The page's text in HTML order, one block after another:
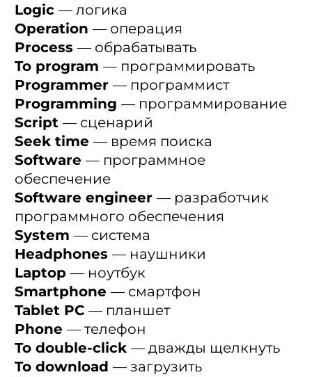
Logic — логика
Operation — операция
Process — обрабатывать
To program — программировать
Programmer — программист
Programming — программирование
Script — сценарий
Seek time — время поиска
Software — программное
обеспечение
Software engineer — разработчик
программного обеспечения
System — система
Headphones — наушники
Laptop — ноутбук
Smartphone — смартфон
Tablet PC — планшет
Phone — телефон
To double-click — дважды щелкнуть
To download — загрузить